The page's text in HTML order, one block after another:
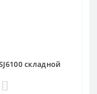
складной